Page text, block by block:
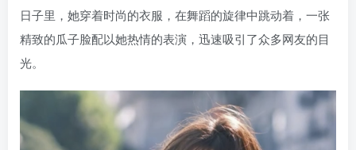
日子里，她穿着时尚的衣服，在舞蹈的旋律中跳动着，一张
精致的瓜子脸配以她热情的表演，迅速吸引了众多网友的目
光。